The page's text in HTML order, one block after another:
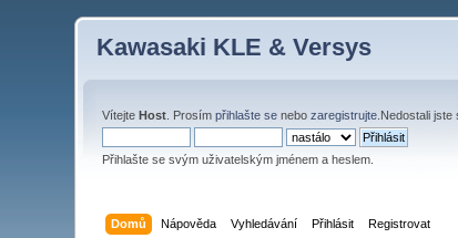
Kawasaki KLE & Versys
VítejteHost . Prosímpřihlašte se nebozaregistrujte .Nedostali
Přihlašte se svým uživatelským jménem a heslem.
Domů Nápověda Vyhledávání Přihlásit Registrovat